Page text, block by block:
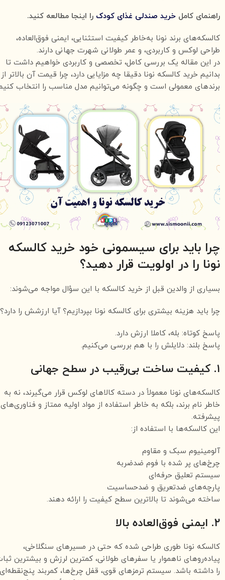
راهنمای کامل خرید صندلی غذای کودک را اینجا مطالعه کنید.
کالسکه‌های برند نونا به‌خاطر کیفیت استثنایی، ایمنی فوق‌العاده،
طراحی لوکس و کاربردی، و عمر طولانی شهرت جهانی دارند.
در این مقاله یک بررسی کامل، تخصصی و کاربردی خواهیم داشت تا
بدانیم خرید کالسکه نونا دقیقا چه مزایایی دارد، چرا قیمت آن بالاتر از
برندهای معمولی است و چگونه می‌توانیم مدل مناسب را انتخاب
چرا باید برای سیسمونی خود خرید کالسکه
نونا را در اولویت قرار دهید؟
بسیاری از والدین قبل از خرید کالسکه با این سؤال مواجه می‌شوند:
چرا باید هزینه بیشتری برای کالسکه نونا بپردازیم؟ آیا ارزشش را دارد؟
پاسخ کوتاه: بله، کاملا ارزش دارد.
پاسخ بلند: دلایلش را با هم بررسی می‌کنیم.
۱. کیفیت ساخت بی‌رقیب در سطح جهانی
کالسکه‌های نونا معمولاً در دسته کالاهای لوکس قرار می‌گیرند، نه به
خاطر نام برند، بلکه به خاطر استفاده از مواد اولیه ممتاز و فناوری‌های
پیشرفته.
این کالسکه‌ها با استفاده از:
آلومینیوم سبک و مقاوم
چرخ‌های پر شده با فوم ضدضربه
سیستم تعلیق حرفه‌ای
پارچه‌های ضدتعریق و ضدحساسیت
ساخته می‌شوند تا بالاترین سطح کیفیت را ارائه دهند.
۲. ایمنی فوق‌العاده بالا
کالسکه نونا طوری طراحی شده که حتی در مسیرهای سنگلاخی،
پیاده‌روهای ناهموار یا سفرهای طولانی، کمترین لرزش و بیشترین
را داشته باشد. سیستم ترمزهای قوی، قفل چرخ‌ها، کمربند پنج‌نقطه‌ای